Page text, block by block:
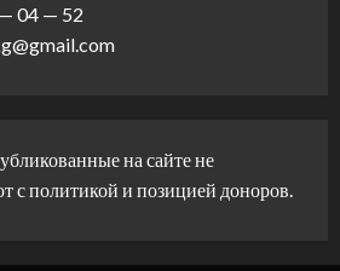
04 — 52
на сайте не
с политикой и позицией доноров.